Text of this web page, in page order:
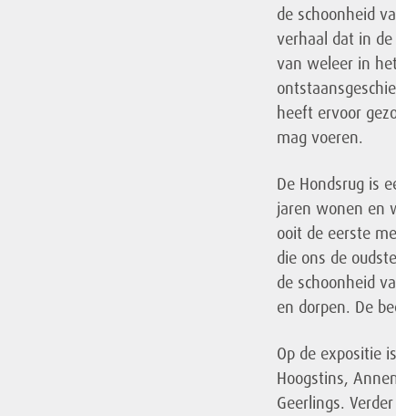
de schoonheid
verhaal dat in
van weleer in
heeft ervoor
mag voeren.
De Hondsrug is
jaren wonen en
ooit de eerste
die ons de
de schoonheid
en dorpen. De
Op de expositie
Hoogstins,
Geerlings.